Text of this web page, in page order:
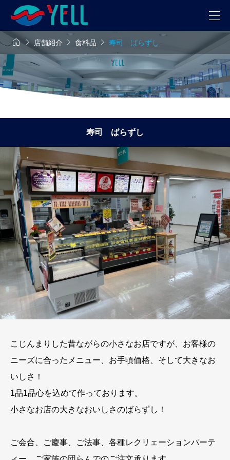
店舗紹介  食料品  寿司 ばらずし
寿司 ばらずし
こじんまりした昔ながらの小さなお店ですが、お客様の
ニーズに合ったメニュー、お手頃価格、そして大きなお
いしさ！
1品1品心を込めて作っております。
小さなお店の大きなおいしさのばらずし！
ご会合、ご慶事、ご法事、各種レクリェーションパーテ